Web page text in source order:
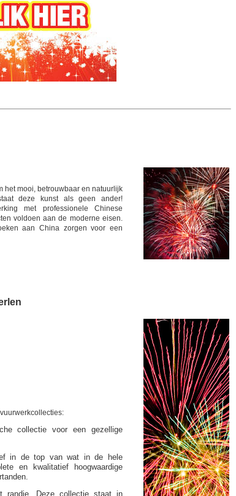
het mooi, betrouwbaar en natuurlijk
deze kunst als geen ander!
met professionele Chinese
voldoen aan de moderne eisen.
aan China zorgen voor een
collectie voor een gezellige
in de top van wat in de hele
en kwalitatief hoogwaardige